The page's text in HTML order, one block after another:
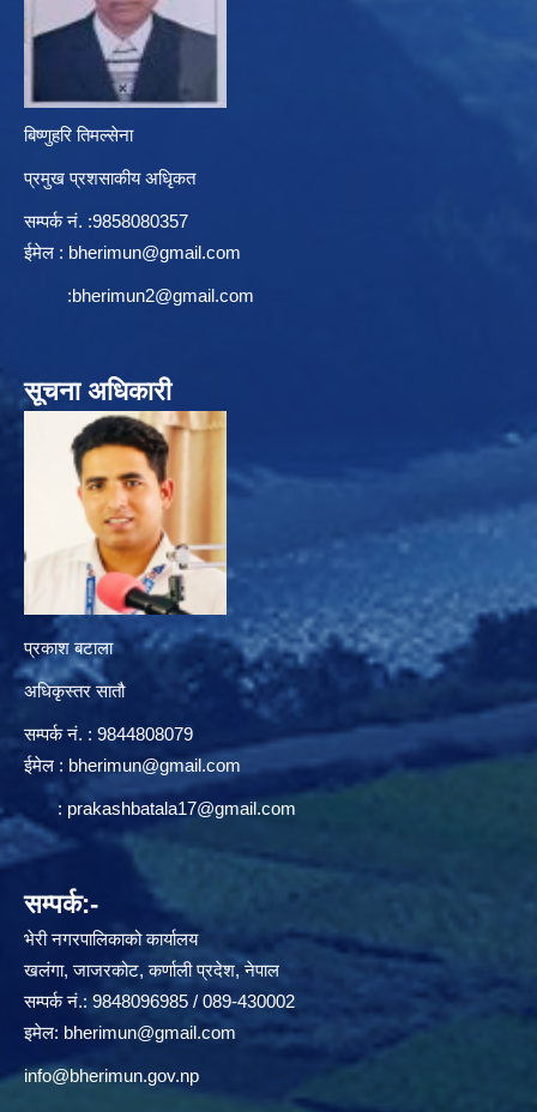
बिष्णुहरि तिमल्सेना
प्रमुख प्रशसाकीय अधिृकत
सम्पर्क न‌ं. :9858080357
ईमेल : bherimun@gmail.com
:bherimun2@gmail.com
सूचना अधिकारी
प्रकाश बटाला
अधिकृस्तर सातौ
सम्पर्क न‌ं. : 9844808079
ईमेल : bherimun@gmail.com
: prakashbatala17@gmail.com
सम्पर्क:-
भेरी नगरपालिकाको कार्यालय
खलंगा, जाजरकोट, कर्णाली प्रदेश, नेपाल
सम्पर्क नं.: 9848096985 / 089-430002
इमेल: bherimun@gmail.com
info@bherimun.gov.np